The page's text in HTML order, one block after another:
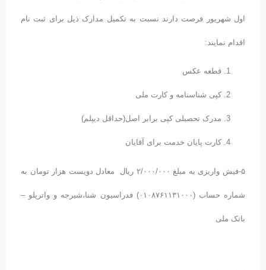
اول شهریور فرصت دارند نسبت به تکمیل مدارک ذیل برای ثبت نام
اقدام نمایند:
قطعه عکس
کپی شناسنامه و کارت ملی
مدرک تحصیلی کپی برابر اصل(حداقل دیپلم)
کارت پایان خدمت برای آقایان
۵-فیش واریزی به مبلغ ۲/۰۰۰/۰۰۰ ریال معادل دویست هزار تومان به
شماره حساب (۰۱۰۸۷۶۱۱۳۱۰۰۰) فدراسیون شنا،شیرجه و واترپلو –
بانک ملی